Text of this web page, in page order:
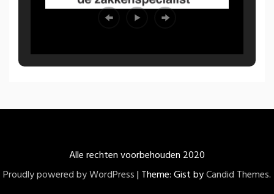
Alle rechten voorbehouden 2020
Proudly powered by WordPress| Theme: Gist byCandid Themes.